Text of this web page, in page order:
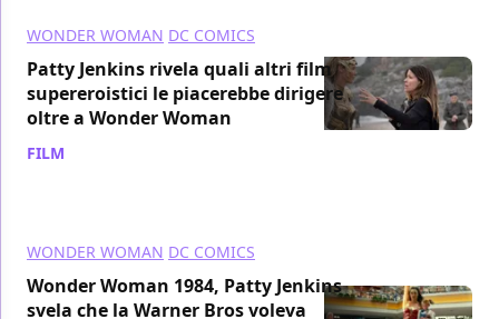
WONDER WOMAN DC COMICS
Patty Jenkins rivela quali altri film
supereroistici le piacerebbe dirigere
oltre a Wonder Woman
FILM
WONDER WOMAN DC COMICS
Wonder Woman 1984, Patty Jenkins
svela che la Warner Bros voleva